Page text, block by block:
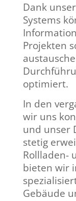
Dank
Systems
Projekten
optimiert.
In den
wir uns
und unser
stetig
Rollladen-
bieten wir
Gebäude